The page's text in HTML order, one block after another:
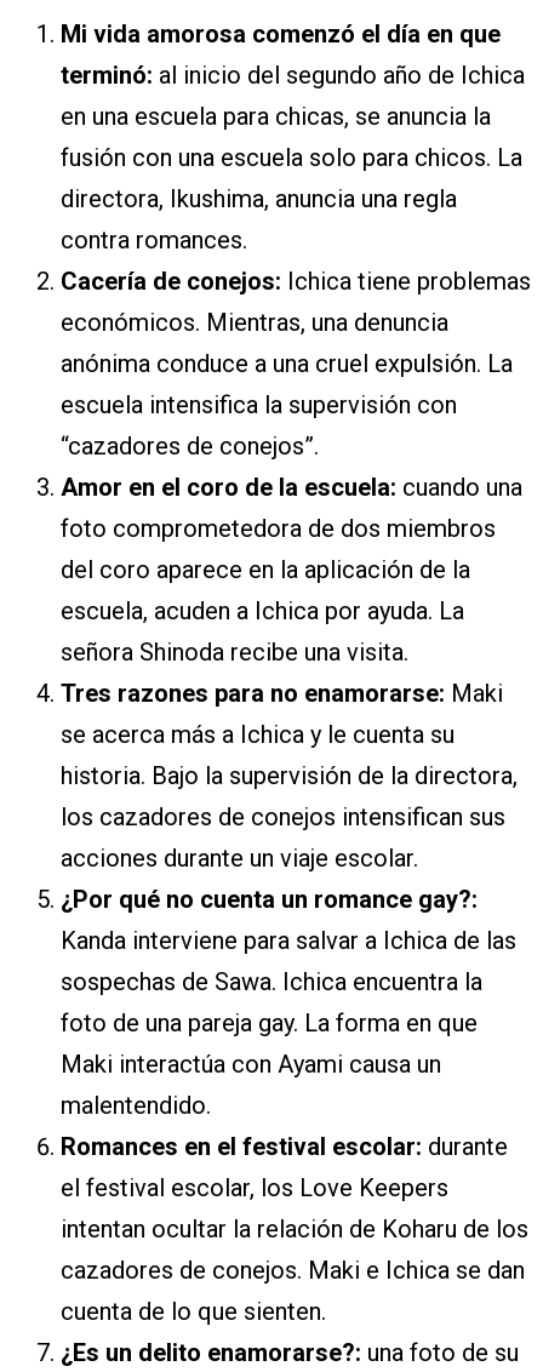
Mi vida amorosa comenzó el día en que
terminó: al inicio del segundo año de Ichica
en una escuela para chicas, se anuncia la
fusión con una escuela solo para chicos. La
directora, Ikushima, anuncia una regla
contra romances.
Cacería de conejos: Ichica tiene problemas
económicos. Mientras, una denuncia
anónima conduce a una cruel expulsión. La
escuela intensifica la supervisión con
“cazadores de conejos”.
Amor en el coro de la escuela: cuando una
foto comprometedora de dos miembros
del coro aparece en la aplicación de la
escuela, acuden a Ichica por ayuda. La
señora Shinoda recibe una visita.
Tres razones para no enamorarse: Maki
se acerca más a Ichica y le cuenta su
historia. Bajo la supervisión de la directora,
los cazadores de conejos intensifican sus
acciones durante un viaje escolar.
¿Por qué no cuenta un romance gay?:
Kanda interviene para salvar a Ichica de las
sospechas de Sawa. Ichica encuentra la
foto de una pareja gay. La forma en que
Maki interactúa con Ayami causa un
malentendido.
Romances en el festival escolar: durante
el festival escolar, los Love Keepers
intentan ocultar la relación de Koharu de los
cazadores de conejos. Maki e Ichica se dan
cuenta de lo que sienten.
¿Es un delito enamorarse?: una foto de su